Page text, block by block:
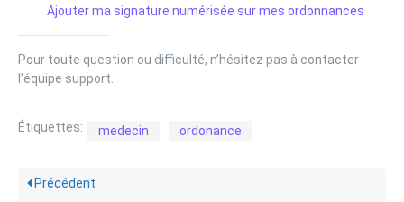
Ajouter ma signature numérisée sur mes ordonnances
Pour toute question ou difficulté, n’hésitez pas à contacter
l’équipe support.
Étiquettes: medecin ordonance
Précédent